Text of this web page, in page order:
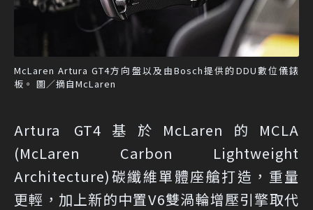
McLaren Artura GT4方向盤以及由Bosch提供的DDU數位儀錶
板。 圖／摘自McLaren
Artura GT4基於McLaren的MCLA
(McLaren Carbon Lightweight
Architecture)碳纖維單體座艙打造，重量
更輕，加上新的中置V6雙渦輪增壓引擎取代